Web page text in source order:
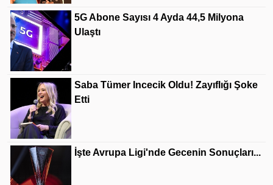
5G Abone Sayısı 4 Ayda 44,5 Milyona
Ulaştı
Saba Tümer Incecik Oldu! Zayıflığı Şoke
Etti
İşte Avrupa Ligi'nde Gecenin Sonuçları...